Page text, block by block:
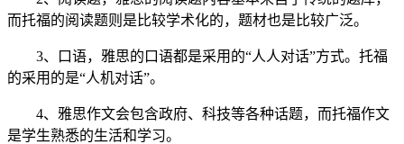
而托福的阅读题则是比较学术化的，题材也是比较广泛。
3、口语，雅思的口语都是采用的“人人对话”方式。托福
的采用的是“人机对话”。
4、雅思作文会包含政府、科技等各种话题，而托福作文
是学生熟悉的生活和学习。